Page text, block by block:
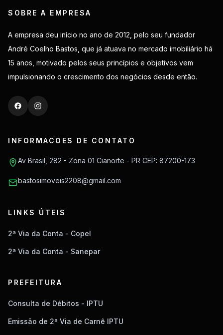
SOBRE A EMPRESA
A empresa deu início no ano de 2012, pelo seu fundador
André Coelho Bastos, que já atuava no mercado imobiliário há
15 anos, motivado pelos seus princípios e objetivos vem
impulsionando o crescimento dos negócios desde então.
INFORMACOES DE CONTATO
Av Brasil, 282 - Zona 01 Cianorte - PR CEP: 87200-173
bastosimoveis2208@gmail.com
LINKS ÚTEIS
2ª Via da Conta - Copel
2ª Via da Conta - Sanepar
PREFEITURA
Consulta de Débitos - IPTU
Emissão de 2ª Via de Carnê IPTU